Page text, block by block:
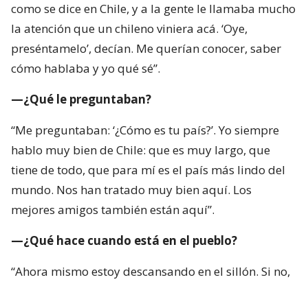
como se dice en Chile, y a la gente le llamaba mucho
la atención que un chileno viniera acá. ‘Oye,
preséntamelo’, decían. Me querían conocer, saber
cómo hablaba y yo qué sé”.
—¿Qué le preguntaban?
“Me preguntaban: ‘¿Cómo es tu país?’. Yo siempre
hablo muy bien de Chile: que es muy largo, que
tiene de todo, que para mí es el país más lindo del
mundo. Nos han tratado muy bien aquí. Los
mejores amigos también están aquí”.
—¿Qué hace cuando está en el pueblo?
“Ahora mismo estoy descansando en el sillón. Si no,